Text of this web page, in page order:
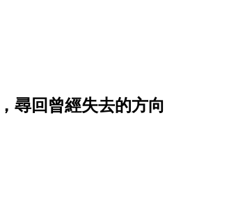
尋回曾經失去的方向